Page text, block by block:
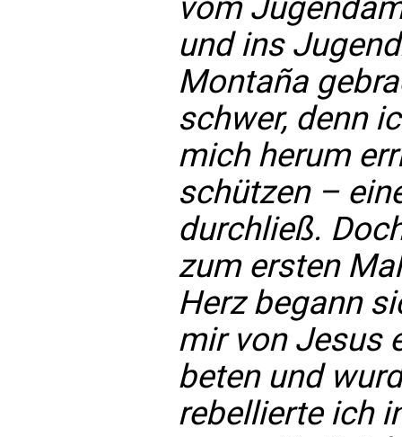
und ins
Montaña
schwer, denn
mich herum
schützen –
durchließ.
zum ersten
Herz begann
mir von Jesus
beten und
rebellierte ich